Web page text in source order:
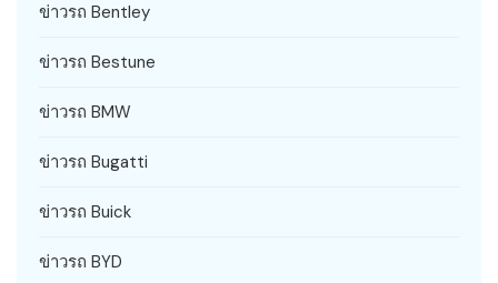
ข่าวรถ Bentley
ข่าวรถ Bestune
ข่าวรถ BMW
ข่าวรถ Bugatti
ข่าวรถ Buick
ข่าวรถ BYD